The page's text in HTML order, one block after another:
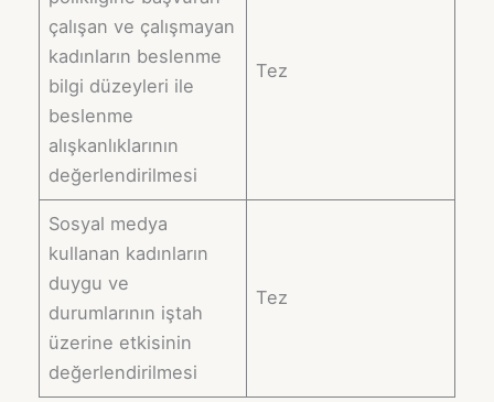
çalışan ve çalışmayan
kadınların beslenme
bilgi düzeyleri ile
beslenme
alışkanlıklarının
değerlendirilmesi
Tez
Sosyal medya
kullanan kadınların
duygu ve
durumlarının iştah
üzerine etkisinin
değerlendirilmesi
Tez